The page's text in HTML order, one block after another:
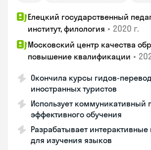
Елецкий государственный
институт, филология • 2020 г.
Московский центр качества
повышение квалификации •
Окончила курсы гидов-
иностранных туристов
Использует коммуникативный
эффективного обучения
Разрабатывает
для изучения языков